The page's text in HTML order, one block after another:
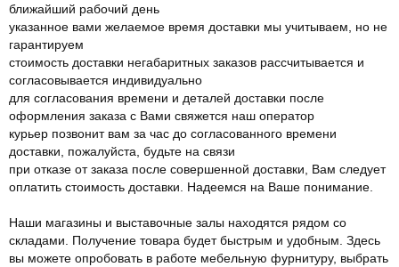
ближайший рабочий день
указанное вами желаемое время доставки мы учитываем, но не
гарантируем
стоимость доставки негабаритных заказов рассчитывается и
согласовывается индивидуально
для согласования времени и деталей доставки после
оформления заказа с Вами свяжется наш оператор
курьер позвонит вам за час до согласованного времени
доставки, пожалуйста, будьте на связи
при отказе от заказа после совершенной доставки, Вам следует
оплатить стоимость доставки. Надеемся на Ваше понимание.
Наши магазины и выставочные залы находятся рядом со
складами. Получение товара будет быстрым и удобным. Здесь
вы можете опробовать в работе мебельную фурнитуру, выбрать